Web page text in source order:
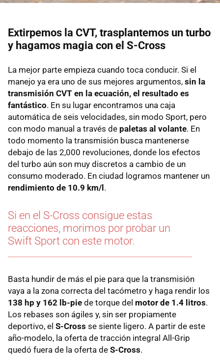
Extirpemos la CVT, trasplantemos un turbo
y hagamos magia con el S-Cross
La mejor parte empieza cuando toca conducir. Si el
manejo ya era uno de sus mejores argumentos, sin la
transmisión CVT en la ecuación, el resultado es
fantástico. En su lugar encontramos una caja
automática de seis velocidades, sin modo Sport, pero
con modo manual a través de paletas al volante. En
todo momento la transmisión busca mantenerse
debajo de las 2,000 revoluciones, donde los efectos
del turbo aún son muy discretos a cambio de un
consumo moderado. En ciudad logramos mantener un
rendimiento de 10.9 km/l .
Si en el S-Cross consigue estas
reacciones, morimos por probar un
Swift Sport con este motor.
Basta hundir de más el pie para que la transmisión
vaya a la zona correcta del tacómetro y haga rendir los
138 hp y 162 lb-pie de torque del motor de 1.4 litros.
Los rebases son ágiles y, sin ser propiamente
deportivo, el S-Cross se siente ligero. A partir de este
año-modelo, la oferta de tracción integral All-Grip
quedó fuera de la oferta de S-Cross.